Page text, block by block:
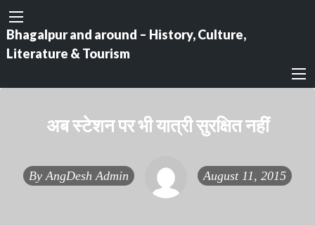
Bhagalpur and around – History, Culture,
Literature & Tourism
अब स्टेशन पर भी यात्री सुरक्षित नहीं
By AngDesh Admin August 11, 2015